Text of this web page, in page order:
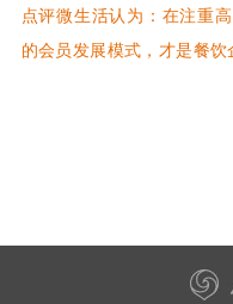
点评微生活认为：在注重
的会员发展模式，才是餐饮